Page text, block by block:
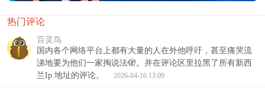
热门评论
百灵鸟
国内各个网络平台上都有大量的人在外他呼吁，甚至痛哭流
涕地要为他们一家掏说法🫣。并在评论区里拉黑了所有新西
兰Ip 地址的评论。
2026-04-16 13:09